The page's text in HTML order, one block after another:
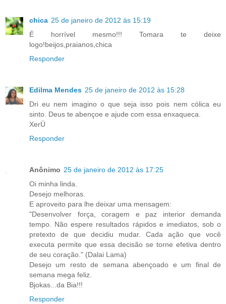
chica 25 de janeiro de 2012 às 15:19
É horrível mesmo!!! Tomara te deixe
logo!beijos,praianos,chica
Responder
Edilma Mendes 25 de janeiro de 2012 às 15:28
Dri eu nem imagino o que seja isso pois nem cólica eu
sinto. Deus te abençoe e ajude com essa enxaqueca.
XerÜ
Responder
Anônimo 25 de janeiro de 2012 às 17:25
Oi minha linda.
Desejo melhoras.
E aproveito para lhe deixar uma mensagem:
"Desenvolver força, coragem e paz interior demanda
tempo. Não espere resultados rápidos e imediatos, sob o
pretexto de que decidiu mudar. Cada ação que você
executa permite que essa decisão se torne efetiva dentro
de seu coração." (Dalai Lama)
Desejo um resto de semana abençoado e um final de
semana mega feliz.
Bjokas...da Bia!!!
Responder